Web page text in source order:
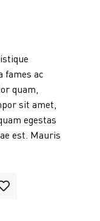
fames ac
quam,
sit amet,
egestas
est. Mauris